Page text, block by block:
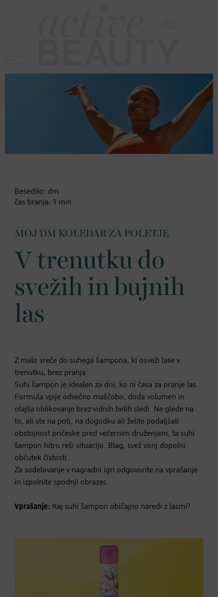
Besedilo: dm
čas branja: 1 min
MOJ DM KOLEDAR ZA POLETJE
V trenutku do
svežih in bujnih
las
Z malo sreče do suhega šampona, ki osveži lase v
trenutku, brez pranja.
Suhi šampon je idealen za dni, ko ni časa za pranje las.
Formula vpije odvečno maščobo, doda volumen in
olajša oblikovanje brez vidnih belih sledi. Ne glede na
to, ali ste na poti, na dogodku ali želite podaljšati
obstojnost pričeske pred večernim druženjem, ta suhi
šampon hitro reši situacijo. Blag, svež vonj dopolni
občutek čistosti.
Za sodelovanje v nagradni igri odgovorite na vprašanje
in izpolnite spodnji obrazec.
Vprašanje: Kaj suhi šampon običajno naredi z lasmi?